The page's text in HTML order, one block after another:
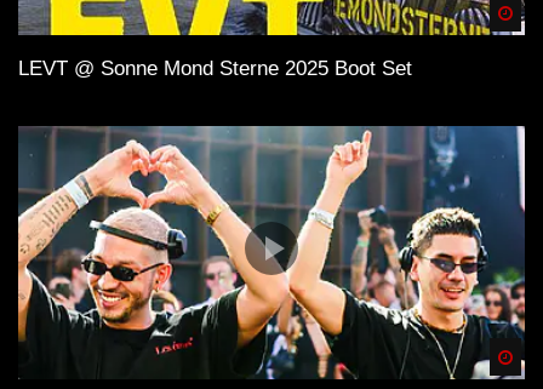
LEVT @ Sonne Mond Sterne 2025 Boot Set